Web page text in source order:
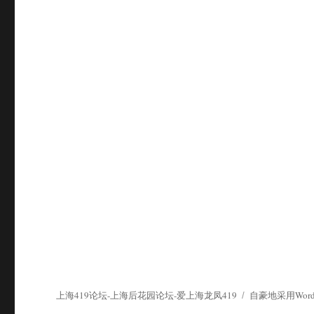
上海419论坛-上海后花园论坛-爱上海龙凤419 自豪地采用